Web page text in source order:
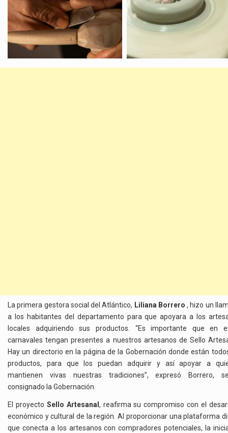
La primera gestora social del Atlántico, Liliana Borrero , hizo un
a los habitantes del departamento para que apoyara a los
locales adquiriendo sus productos. “Es importante que en
carnavales tengan presentes a nuestros artesanos de Sello
Hay un directorio en la página de la Gobernación donde están
productos, para que los puedan adquirir y así apoyar a
mantienen vivas nuestras tradiciones”, expresó Borrero,
consignado la Gobernación.
El proyecto Sello Artesanal , reafirma su compromiso con el
económico y cultural de la región. Al proporcionar una plataforma
que conecta a los artesanos con compradores potenciales, la